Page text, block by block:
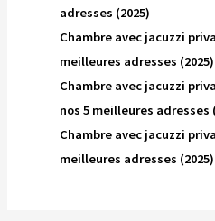
adresses (2025)
Chambre avec jacuzzi
meilleures adresses (2025)
Chambre avec jacuzzi
nos 5 meilleures adresses
Chambre avec jacuzzi
meilleures adresses (2025)